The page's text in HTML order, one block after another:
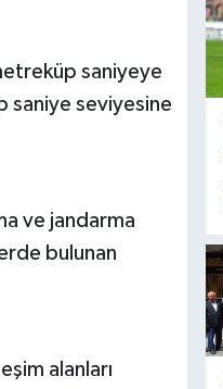
saniyeye
saniye seviyesine
ve jandarma
bulunan
alanları